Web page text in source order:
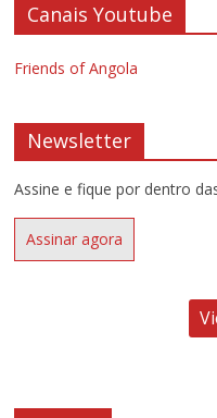
Canais Youtube
Friends of Angola
Newsletter
Assine e fique por dentro
Assinar agora